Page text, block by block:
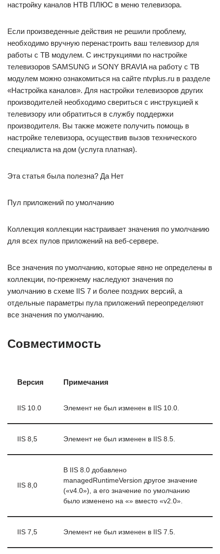
настройку каналов НТВ ПЛЮС в меню телевизора.
Если произведенные действия не решили проблему,
необходимо вручную перенастроить ваш телевизор для
работы с ТВ модулем. С инструкциями по настройке
телевизоров SAMSUNG и SONY BRAVIA на работу с ТВ
модулем можно ознакомиться на сайте ntvplus.ru в разделе
«Настройка каналов». Для настройки телевизоров других
производителей необходимо свериться с инструкцией к
телевизору или обратиться в службу поддержки
производителя. Вы также можете получить помощь в
настройке телевизора, осуществив вызов технического
специалиста на дом (услуга платная).
Эта статья была полезна? Да Нет
Пул приложений по умолчанию
Коллекция коллекции настраивает значения по умолчанию
для всех пулов приложений на веб-сервере.
Все значения по умолчанию, которые явно не определены в
коллекции, по-прежнему наследуют значения по
умолчанию в схеме IIS 7 и более поздних версий, а
отдельные параметры пула приложений переопределяют
все значения по умолчанию.
Совместимость
Версия Примечания
IIS 10.0 Элемент не был изменен в IIS 10.0.
IIS 8,5 Элемент не был изменен в IIS 8.5.
IIS 8,0
В IIS 8.0 добавлено
managedRuntimeVersion другое значение
(«v4.0»), а его значение по умолчанию
было изменено на «» вместо «v2.0».
IIS 7,5 Элемент не был изменен в IIS 7.5.